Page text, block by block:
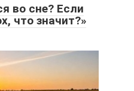
во сне? Если
что значит?»